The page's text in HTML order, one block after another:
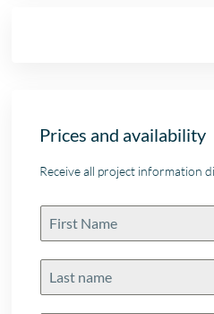
Prices and availability
Receive all project information